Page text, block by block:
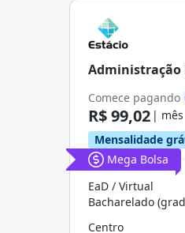
Administração
Comece pagando
R$ 99,02 | mês
Mensalidade
Mega Bolsa
EaD / Virtual
Bacharelado
Centro